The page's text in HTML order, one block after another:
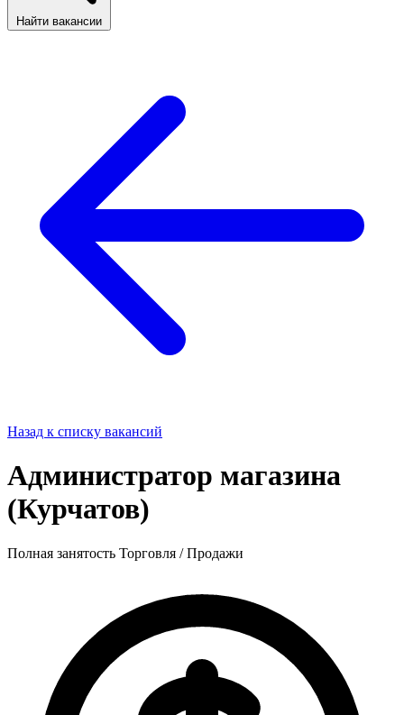
Найти вакансии
Назад к списку вакансий
Администратор магазина
(Курчатов)
Полная занятость Торговля / Продажи